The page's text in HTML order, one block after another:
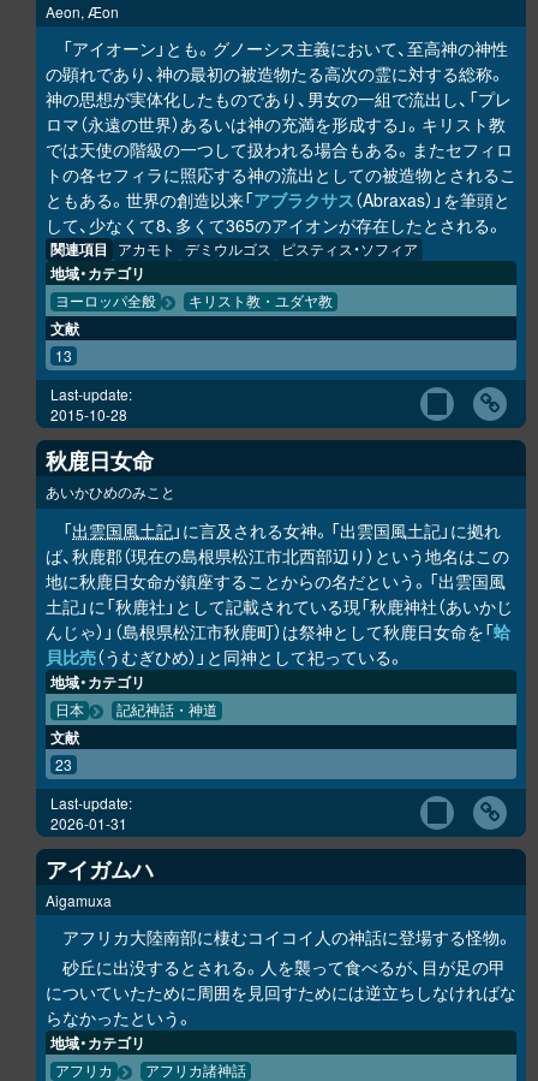
Aeon, Æon
「アイオーン」とも。グノーシス主義において、至高神の神性
の顕れであり、神の最初の被造物たる高次の霊に対する総称。
神の思想が実体化したものであり、男女の一組で流出し、「プレ
ロマ（永遠の世界）あるいは神の充満を形成する」。キリスト教
では天使の階級の一つして扱われる場合もある。またセフィロ
トの各セフィラに照応する神の流出としての被造物とされるこ
ともある。世界の創造以来「アブラクサス（Abraxas）」を筆頭と
して、少なくて8、多くて365のアイオンが存在したとされる。
関連項目 アカモト デミウルゴス ピスティス・ソフィア
地域・カテゴリ
ヨーロッパ全般 キリスト教・ユダヤ教
文献
13
Last-update:
2015-10-28
秋鹿日女命
あいかひめのみこと
「出雲国風土記」に言及される女神。「出雲国風土記」に拠れ
ば、秋鹿郡（現在の島根県松江市北西部辺り）という地名はこの
地に秋鹿日女命が鎮座することからの名だという。「出雲国風
土記」に「秋鹿社」として記載されている現「秋鹿神社（あいかじ
んじゃ）」（島根県松江市秋鹿町）は祭神として秋鹿日女命を「蛤
貝比売（うむぎひめ）」と同神として祀っている。
地域・カテゴリ
日本 記紀神話・神道
文献
23
Last-update:
2026-01-31
アイガムハ
Aigamuxa
アフリカ大陸南部に棲むコイコイ人の神話に登場する怪物。
砂丘に出没するとされる。人を襲って食べるが、目が足の甲
についていたために周囲を見回すためには逆立ちしなければな
らなかったという。
地域・カテゴリ
アフリカ アフリカ諸神話